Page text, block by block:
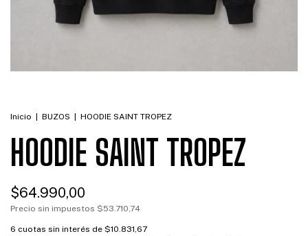
Inicio BUZOS HOODIE SAINT TROPEZ
HOODIE SAINT TROPEZ
$64.990,00
Precio sin impuestos $53.710,74
6 cuotas sin interés de $10.831,67